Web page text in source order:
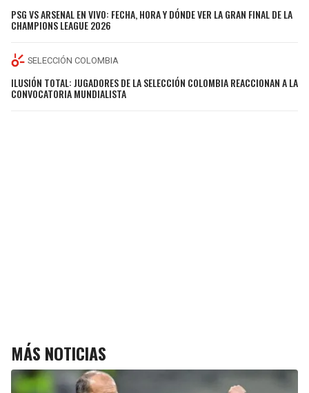
PSG VS ARSENAL EN VIVO: FECHA, HORA Y DÓNDE VER LA GRAN FINAL DE LA
CHAMPIONS LEAGUE 2026
SELECCIÓN COLOMBIA
ILUSIÓN TOTAL: JUGADORES DE LA SELECCIÓN COLOMBIA REACCIONAN A LA
CONVOCATORIA MUNDIALISTA
MÁS NOTICIAS